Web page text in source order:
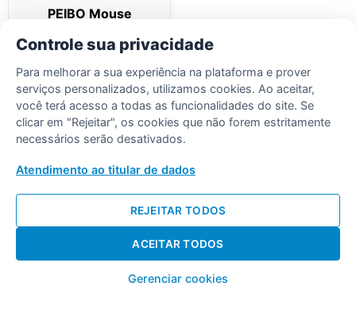
PEIBO Mouse
laptop, iPad, MacBook
Saiba Mais
Desenvolvido por Diogo Soares
Controle sua privacidade
Para melhorar a sua experiência na plataforma e prover
serviços personalizados, utilizamos cookies. Ao aceitar,
você terá acesso a todas as funcionalidades do site. Se
clicar em "Rejeitar", os cookies que não forem estritamente
necessários serão desativados.
Atendimento ao titular de dados
Gerenciar cookies
REJEITAR TODOS
ACEITAR TODOS